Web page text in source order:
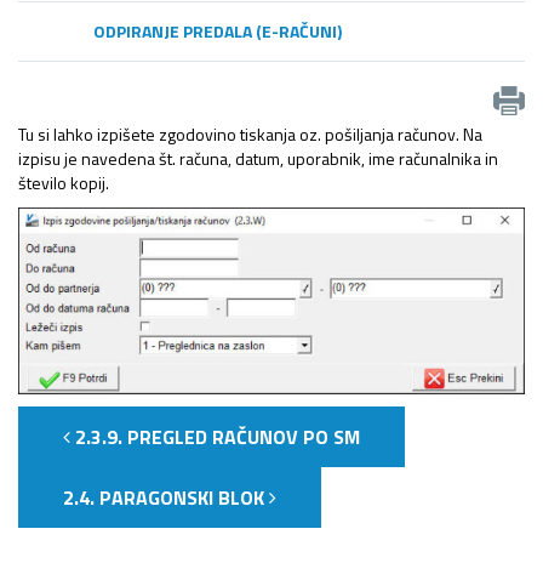
ODPIRANJE PREDALA (E-RAČUNI)
Tu si lahko izpišete zgodovino tiskanja oz. pošiljanja računov. Na
izpisu je navedena št. računa, datum, uporabnik, ime računalnika in
število kopij.
2.3.9. PREGLED RAČUNOV PO SM
2.4. PARAGONSKI BLOK